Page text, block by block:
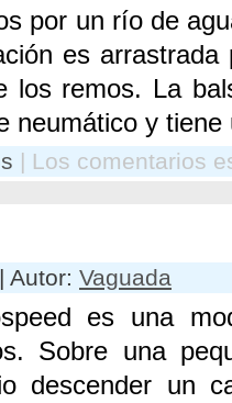
por un río de
es
los remos. La
neumático y tiene
| Los comentarios
Autor: Vaguada
es una
Sobre una
descender un